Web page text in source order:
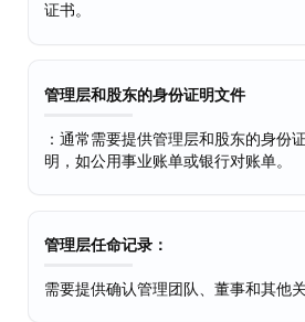
证书。
管理层和股东的身份证明文件
：通常需要提供管理层和股东的身份
明，如公用事业账单或银行对账单。
管理层任命记录：
需要提供确认管理团队、董事和其他